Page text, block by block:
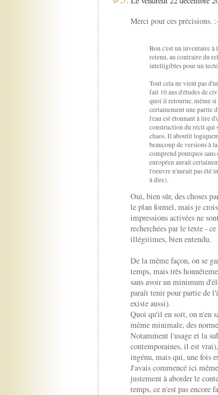
Merci pour ces précisions.
Bon c'est un inventaire à
retenu, au contraire du
intelligibles pour un
Tout cela ne vient pas
fait 10 ans d'études de
quoi il retourne, même si
certainement une partie
l'eau est étonnant à lire
construction du récit qui
chaos. Il aboutit
beaucoup de versions à
comprend pourquoi
européen aurait
l'oeuvre n'aurait pas été
à dire).
Oui, bien sûr, des choses
le plan formel, mais je
impressions activées ne
recherchées par le texte -
illégitimes, bien entendu.
De la même façon, on se
temps, mais très
sans avoir un minimum
paraît tenir pour partie de
existe aussi).
Quoi qu'il en soit, on n'en
même minimale, des
Notamment l'usage et la
contemporaines, il est
ingénu, mais qui, une fois
J'avais commencé ici
justement à aborder le
temps, ce n'est pas encore